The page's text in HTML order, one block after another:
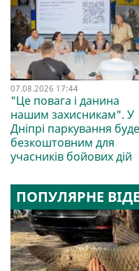
07.08.2026 17:44
"Це повага і данина
нашим захисникам". У
Дніпрі паркування буде
безкоштовним для
учасників бойових дій
ПОПУЛЯРНЕ